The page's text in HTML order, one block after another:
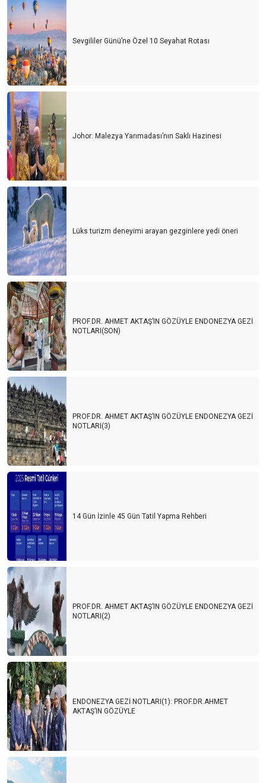
Sevgililer Günü’ne Özel 10 Seyahat Rotası
Johor: Malezya Yarımadası’nın Saklı Hazinesi
Lüks turizm deneyimi arayan gezginlere yedi öneri
PROF.DR. AHMET AKTAŞ’IN GÖZÜYLE ENDONEZYA GEZİ
NOTLARI(SON)
PROF.DR. AHMET AKTAŞ’IN GÖZÜYLE ENDONEZYA GEZİ
NOTLARI(3)
14 Gün İzinle 45 Gün Tatil Yapma Rehberi
PROF.DR. AHMET AKTAŞ’IN GÖZÜYLE ENDONEZYA GEZİ
NOTLARI(2)
ENDONEZYA GEZİ NOTLARI(1): PROF.DR.AHMET
AKTAŞ’IN GÖZÜYLE